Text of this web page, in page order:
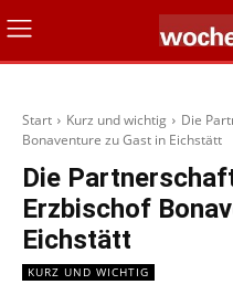
Start Kurz und wichtig
Die
Bonaventure zu Gast in Eichstätt
Die
Erzbischof
Eichstätt
KURZ UND WICHTIG